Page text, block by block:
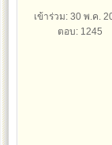
เข้าร่วม: 30 พ.ค.
ตอบ: 1245